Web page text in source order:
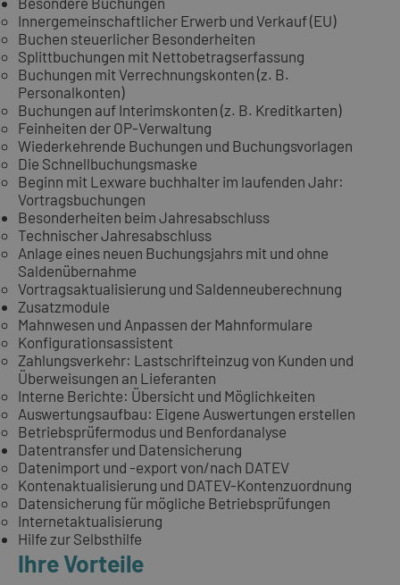
Innergemeinschaftlicher Erwerb und Verkauf (EU)
Buchen steuerlicher Besonderheiten
Splittbuchungen mit Nettobetragserfassung
Buchungen mit Verrechnungskonten (z. B.
Personalkonten)
Buchungen auf Interimskonten (z. B. Kreditkarten)
Feinheiten der OP-Verwaltung
Wiederkehrende Buchungen und Buchungsvorlagen
Die Schnellbuchungsmaske
Beginn mit Lexware buchhalter im laufenden Jahr:
Vortragsbuchungen
Besonderheiten beim Jahresabschluss
Technischer Jahresabschluss
Anlage eines neuen Buchungsjahrs mit und ohne
Saldenübernahme
Vortragsaktualisierung und Saldenneuberechnung
Zusatzmodule
Mahnwesen und Anpassen der Mahnformulare
Konfigurationsassistent
Zahlungsverkehr: Lastschrifteinzug von Kunden und
Überweisungen an Lieferanten
Interne Berichte: Übersicht und Möglichkeiten
Auswertungsaufbau: Eigene Auswertungen erstellen
Betriebsprüfermodus und Benfordanalyse
Datentransfer und Datensicherung
Datenimport und -export von/nach DATEV
Kontenaktualisierung und DATEV-Kontenzuordnung
Datensicherung für mögliche Betriebsprüfungen
Internetaktualisierung
Hilfe zur Selbsthilfe
Ihre Vorteile